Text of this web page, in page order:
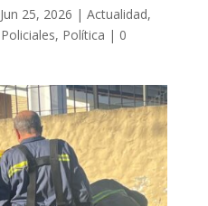
Jun 25, 2026 | Actualidad,
Policiales, Política | 0